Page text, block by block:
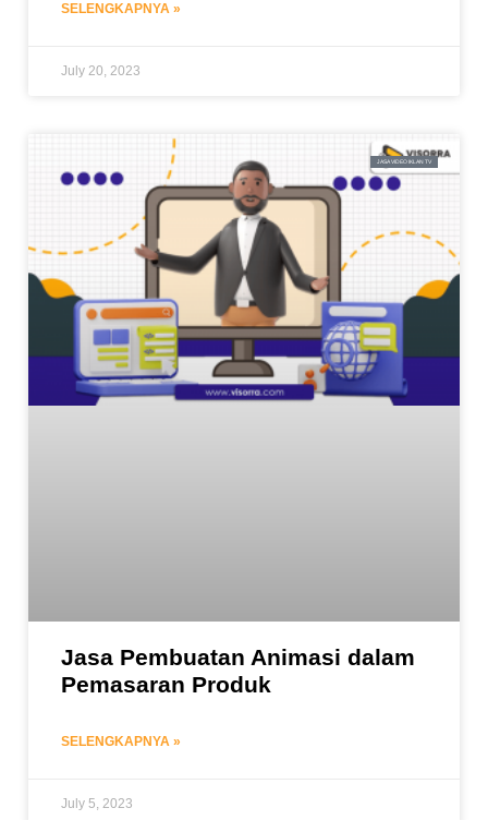
SELENGKAPNYA »
July 20, 2023
JASA VIDEO IKLAN TV
Jasa Pembuatan Animasi dalam
Pemasaran Produk
SELENGKAPNYA »
July 5, 2023